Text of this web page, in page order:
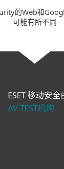
的Web和
可能有所不同
ESET 移动安
AV‑TEST机构